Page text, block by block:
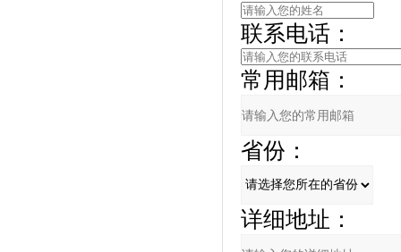
联系电话：
常用邮箱：
省份：
详细地址：